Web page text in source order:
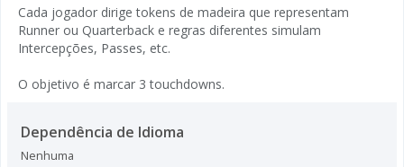
Cada jogador dirige tokens de madeira que representam
Runner ou Quarterback e regras diferentes simulam
Intercepções, Passes, etc.
O objetivo é marcar 3 touchdowns.
Dependência de Idioma
Nenhuma